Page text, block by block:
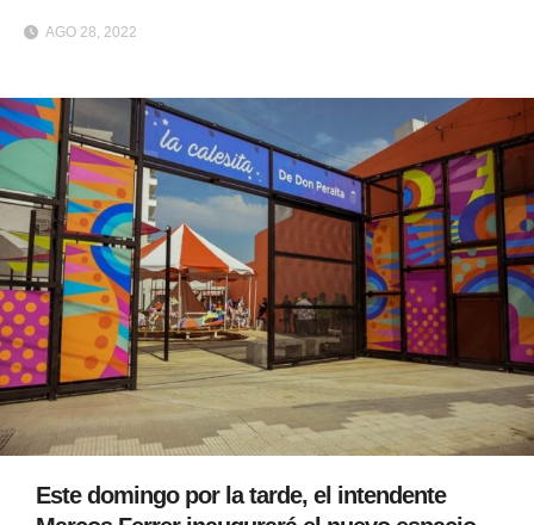
AGO 28, 2022
Este domingo por la tarde, el intendente